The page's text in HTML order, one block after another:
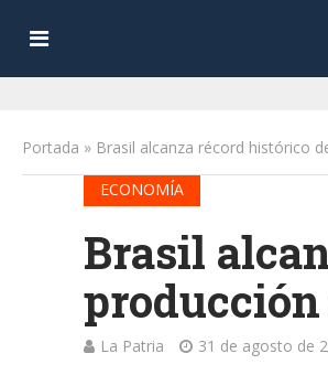
Portada » Brasil alcanza récord histórico
ECONOMÍA
Brasil
La Patria 31 de agosto de